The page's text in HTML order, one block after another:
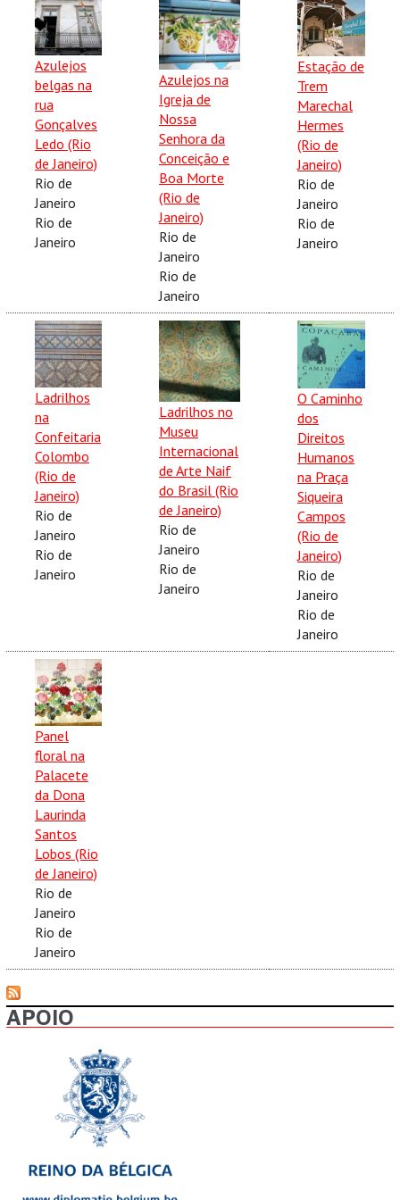
Azulejos
belgas na
rua
Gonçalves
Ledo (Rio
de Janeiro)
Rio de
Janeiro
Rio de
Janeiro
Azulejos na
Igreja de
Nossa
Senhora da
Conceição e
Boa Morte
(Rio de
Janeiro)
Rio de
Janeiro
Rio de
Janeiro
Estação de
Trem
Marechal
Hermes
(Rio de
Janeiro)
Rio de
Janeiro
Rio de
Janeiro
Ladrilhos
na
Confeitaria
Colombo
(Rio de
Janeiro)
Rio de
Janeiro
Rio de
Janeiro
Ladrilhos no
Museu
Internacional
de Arte Naif
do Brasil (Rio
de Janeiro)
Rio de
Janeiro
Rio de
Janeiro
O Caminho
dos
Direitos
Humanos
na Praça
Siqueira
Campos
(Rio de
Janeiro)
Rio de
Janeiro
Rio de
Janeiro
Panel
floral na
Palacete
da Dona
Laurinda
Santos
Lobos (Rio
de Janeiro)
Rio de
Janeiro
Rio de
Janeiro
APOIO